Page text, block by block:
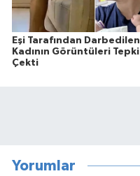
Eşi Tarafından Darbedilen
Kadının Görüntüleri Tepki
Çekti
Yorumlar